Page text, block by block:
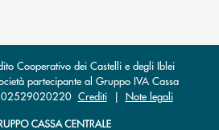
Cooperativo dei Castelli e degli Iblei
partecipante al Gruppo IVA Cassa
02529020220 Crediti| Note legali